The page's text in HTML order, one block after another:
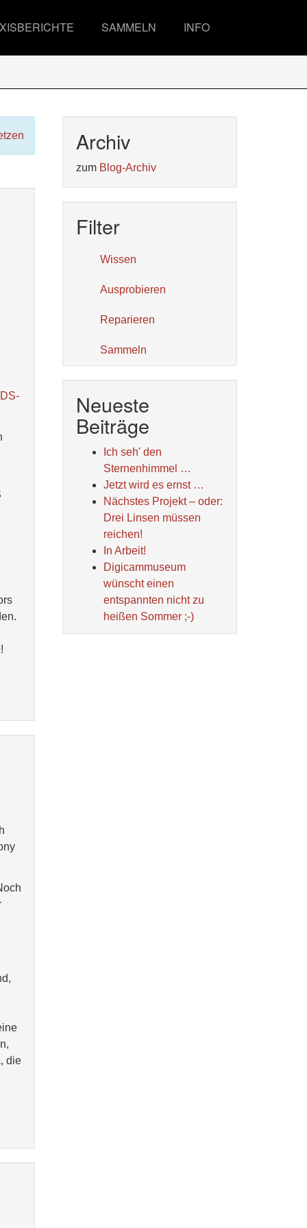
SAMMELN INFO
die
Archiv
zum Blog-Archiv
Filter
Wissen
Ausprobieren
Reparieren
Sammeln
Neueste
Beiträge
Ich seh' den
Sternenhimmel …
Jetzt wird es ernst …
Nächstes Projekt – oder:
Drei Linsen müssen
reichen!
In Arbeit!
Digicammuseum
wünscht einen
entspannten nicht zu
heißen Sommer ;-)